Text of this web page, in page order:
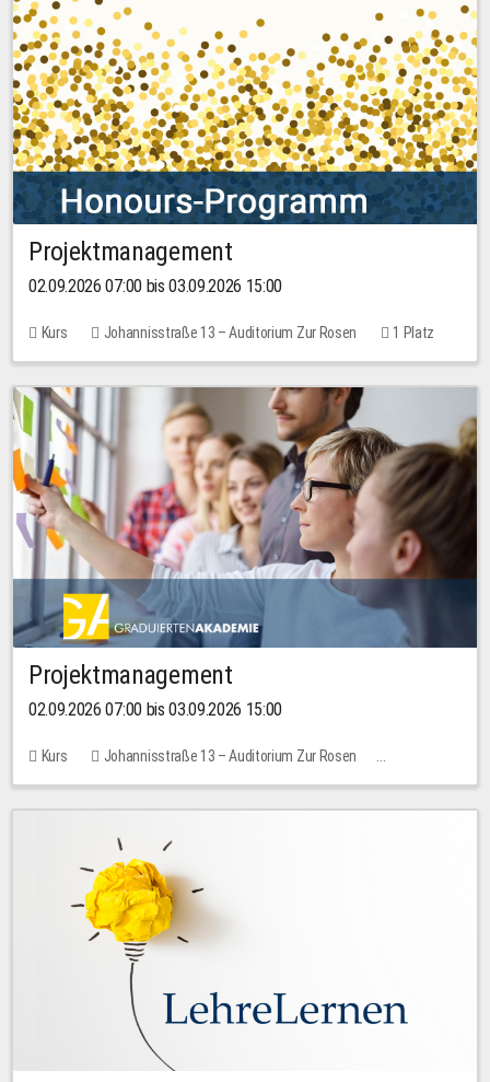
Projektmanagement
02.09.2026 07:00 bis 03.09.2026 15:00
Kurs Johannisstraße 13 – Auditorium Zur Rosen 1 Platz
Projektmanagement
02.09.2026 07:00 bis 03.09.2026 15:00
Kurs
Johannisstraße 13 – Auditorium Zur Rosen
Keine freien Plätze
30,00 EUR